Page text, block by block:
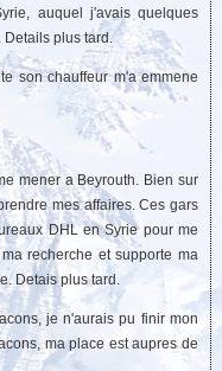
auquel j'avais quelques
Details plus tard.
son chauffeur m'a emmene
mener a Beyrouth. Bien sur
mes affaires. Ces gars
DHL en Syrie pour me
recherche et supporte ma
Detais plus tard.
je n'aurais pu finir mon
ma place est aupres de